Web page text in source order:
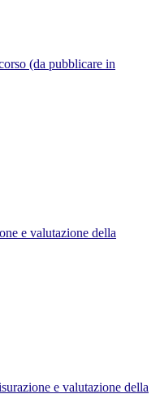
(da pubblicare in
e valutazione della
e valutazione della